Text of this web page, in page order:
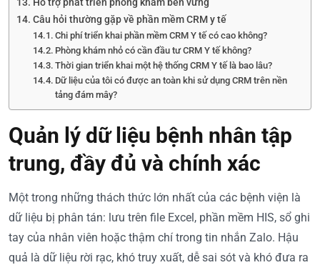
Hỗ trợ phát triển phòng khám bền vững
Câu hỏi thường gặp về phần mềm CRM y tế
Chi phí triển khai phần mềm CRM Y tế có cao không?
Phòng khám nhỏ có cần đầu tư CRM Y tế không?
Thời gian triển khai một hệ thống CRM Y tế là bao lâu?
Dữ liệu của tôi có được an toàn khi sử dụng CRM trên nền
tảng đám mây?
Quản lý dữ liệu bệnh nhân tập
trung, đầy đủ và chính xác
Một trong những thách thức lớn nhất của các bệnh viện là
dữ liệu bị phân tán: lưu trên file Excel, phần mềm HIS, sổ ghi
tay của nhân viên hoặc thậm chí trong tin nhắn Zalo. Hậu
quả là dữ liệu rời rạc, khó truy xuất, dễ sai sót và khó đưa ra